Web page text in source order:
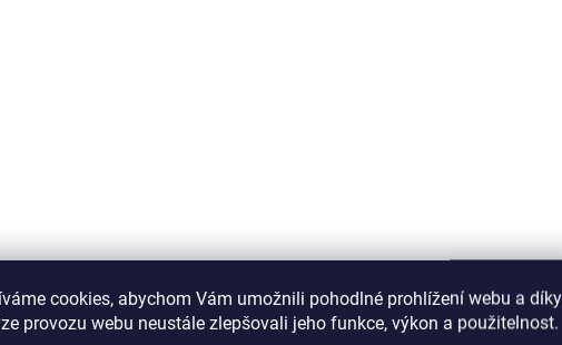
cookies, abychom Vám umožnili pohodlné prohlížení webu a díky
provozu webu neustále zlepšovali jeho funkce, výkon a použitelnost.